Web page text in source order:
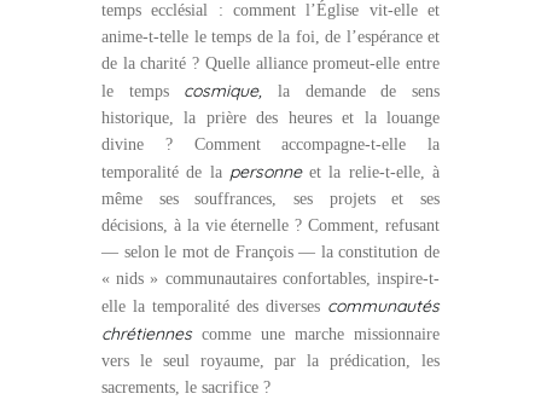
temps ecclésial : comment l’Église vit-elle et
anime-t-telle le temps de la foi, de l’espérance et
de la charité ? Quelle alliance promeut-elle entre
le temps cosmique, la demande de sens
historique, la prière des heures et la louange
divine ? Comment accompagne-t-elle la
temporalité de lapersonneet la relie-t-elle, à
même ses souffrances, ses projets et ses
décisions, à la vie éternelle ? Comment, refusant
— selon le mot de François — la constitution de
« nids » communautaires confortables, inspire-t-
elle la temporalité des diverses communautés
chrétiennescomme une marche missionnaire
vers le seul royaume, par la prédication, les
sacrements, le sacrifice ?